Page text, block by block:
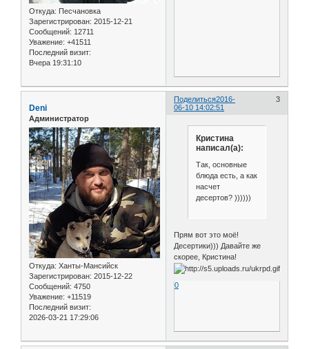
Откуда: Песчановка
Зарегистрирован: 2015-12-21
Сообщений: 12711
Уважение: +41511
Последний визит:
Вчера 19:31:10
Поделиться 3
2016-
06-10 14:02:51
Deni
Администратор
Откуда: Ханты-Мансийск
Зарегистрирован: 2015-12-22
Сообщений: 4750
Уважение: +11519
Последний визит:
2026-03-21 17:29:06
Кристина
написал(а):
Так, основные
блюда есть, а как
насчет
десертов? ))))))
Прям вот это моё!
Десертики))) Давайте же
скорее, Кристина!
0